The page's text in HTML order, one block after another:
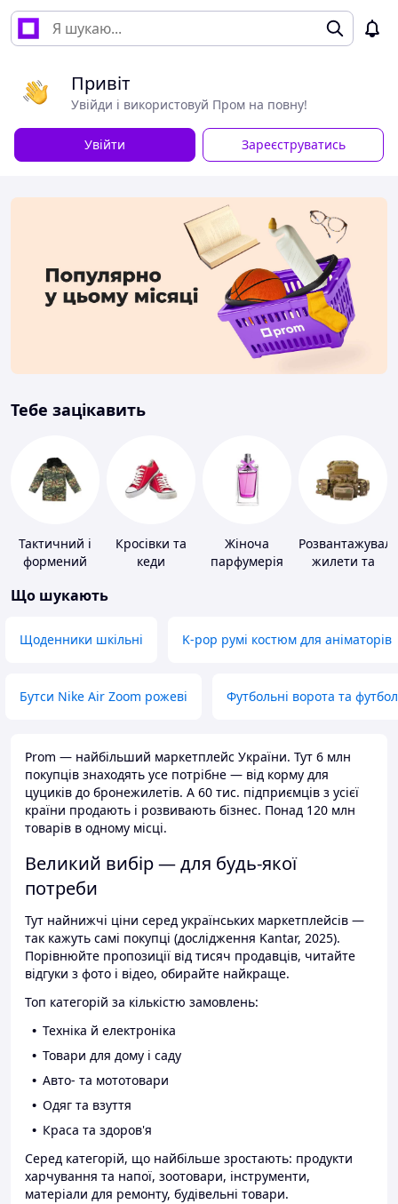
Привіт
Увійди і використовуй Пром на повну!
Увійти Зареєструватись
Тебе зацікавить
Тактичний і
формений
Кросівки та
кеди
Жіноча
парфумерія
жилети та
Що шукають
Щоденники шкільні K-pop румі костюм для аніматорів
Бутси Nike Air Zoom рожеві Футбольні ворота та
Prom — найбільший маркетплейс України. Тут 6 млн
покупців знаходять усе потрібне — від корму для
цуциків до бронежилетів. А 60 тис. підприємців з усієї
країни продають і розвивають бізнес. Понад 120 млн
товарів в одному місці.
Великий вибір — для будь-якої
потреби
Тут найнижчі ціни серед українських маркетплейсів —
так кажуть самі покупці (дослідження Kantar, 2025).
Порівнюйте пропозиції від тисяч продавців, читайте
відгуки з фото і відео, обирайте найкраще.
Топ категорій за кількістю замовлень:
Техніка й електроніка
Товари для дому і саду
Авто- та мототовари
Одяг та взуття
Краса та здоров'я
Серед категорій, що найбільше зростають: продукти
харчування та напої, зоотовари, інструменти,
матеріали для ремонту, будівельні товари.